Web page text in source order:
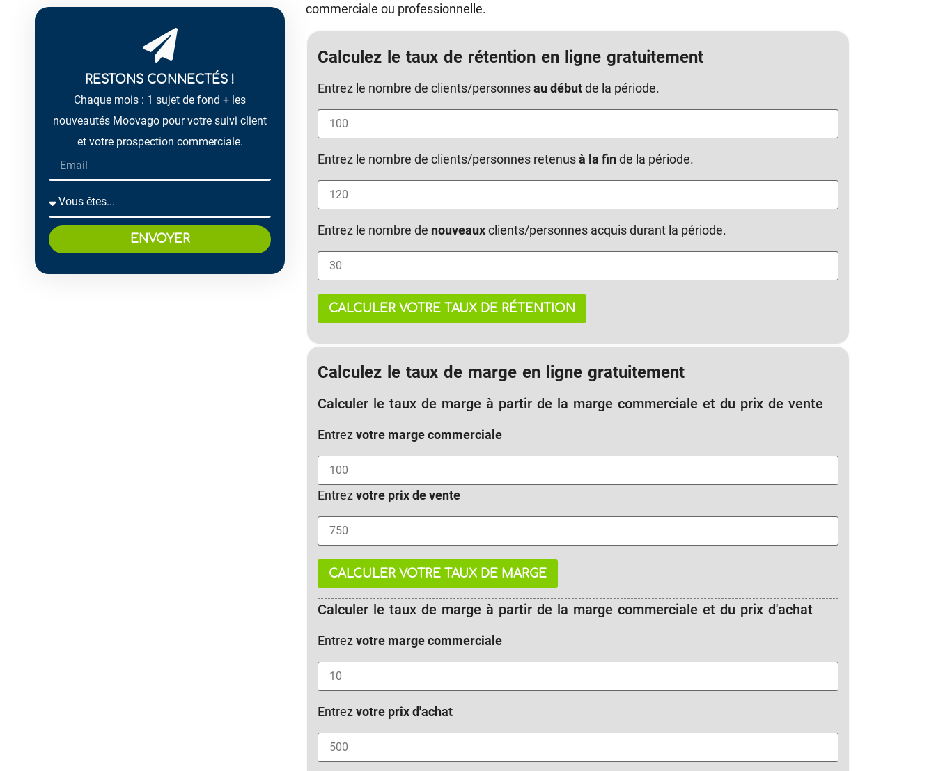
RESTONS CONNECTÉS !
Chaque mois : 1 sujet de fond + les
nouveautés Moovago pour votre suivi client
et votre prospection commerciale.
ENVOYER
commerciale ou professionnelle.
Calculez le taux de rétention en ligne gratuitement
Entrez le nombre de clients/personnesau débutde la période.
Entrez le nombre de clients/personnes retenusà la finde la période.
Entrez le nombre de nouveauxclients/personnes acquis durant la période.
CALCULER VOTRE TAUX DE RÉTENTION
Calculez le taux de marge en ligne gratuitement
Calculer le taux de marge à partir de la marge commerciale et du prix de vente
Entrezvotre marge commerciale
Entrezvotre prix de vente
CALCULER VOTRE TAUX DE MARGE
Calculer le taux de marge à partir de la marge commerciale et du prix d'achat
Entrezvotre marge commerciale
Entrezvotre prix d'achat